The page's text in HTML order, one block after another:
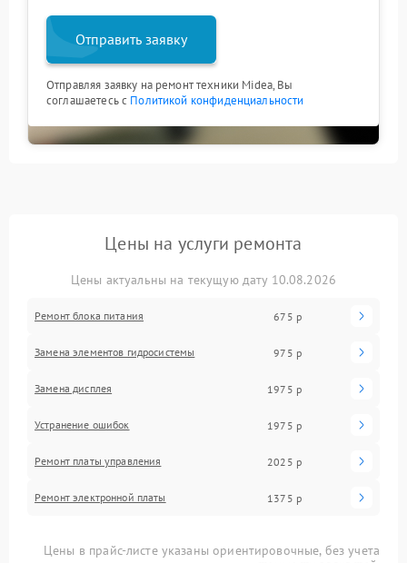
Отправить заявку
Отправляя заявку на ремонт техники Midea, Вы
соглашаетесь с Политикой конфиденциальности
Цены на услуги ремонта
Цены актуальны на текущую дату 10.08.2026
Ремонт блока питания 675 р
Замена элементов гидросистемы 975 р
Замена дисплея 1975 р
Устранение ошибок 1975 р
Ремонт платы управления 2025 р
Ремонт электронной платы 1375 р
Цены в прайс-листе указаны ориентировочные, без учета